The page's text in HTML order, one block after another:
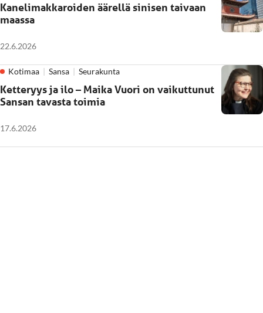
Kanelimakkaroiden äärellä sinisen taivaan
maassa
22.6.2026
Kotimaa Sansa Seurakunta
Ketteryys ja ilo – Maika Vuori on vaikuttunut
Sansan tavasta toimia
17.6.2026